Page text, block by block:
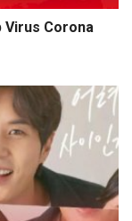
Virus Corona